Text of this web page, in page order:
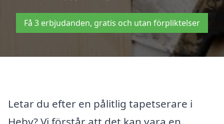
Få 3 erbjudanden, gratis och utan förpliktelser
Letar du efter en pålitlig tapetserare i